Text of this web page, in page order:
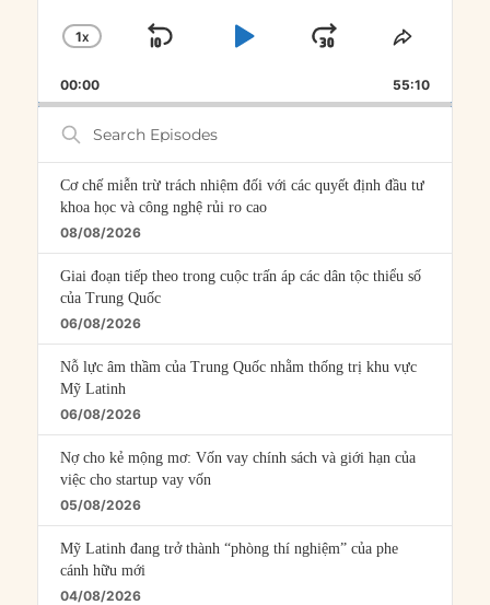
CHANGE
RATE
1X
SKIP
PLAYJUMP
FORWARD
SHARE
00:00 55:10
Search
Episodes
Cơ chế miễn trừ trách nhiệm đối với các quyết định đầu tư
khoa học và công nghệ rủi ro cao
08/08/2026
Giai đoạn tiếp theo trong cuộc trấn áp các dân tộc thiểu số
của Trung Quốc
06/08/2026
Nỗ lực âm thầm của Trung Quốc nhằm thống trị khu vực
Mỹ Latinh
06/08/2026
Nợ cho kẻ mộng mơ: Vốn vay chính sách và giới hạn của
việc cho startup vay vốn
05/08/2026
Mỹ Latinh đang trở thành “phòng thí nghiệm” của phe
cánh hữu mới
04/08/2026